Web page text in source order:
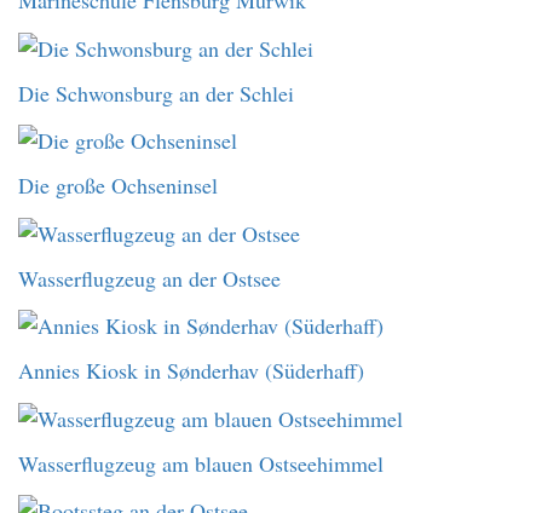
Die Schwonsburg an der Schlei
Die große Ochseninsel
Wasserflugzeug an der Ostsee
Annies Kiosk in Sønderhav (Süderhaff)
Wasserflugzeug am blauen Ostseehimmel